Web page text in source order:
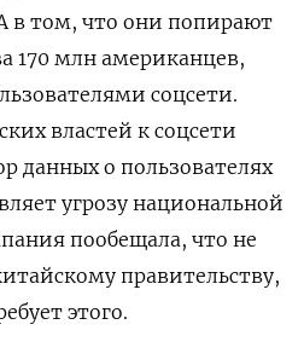
в том, что они попирают
170 млн американцев,
соцсети.
властей к соцсети
данных о пользователях
угрозу национальной
пообещала, что не
правительству,
этого.